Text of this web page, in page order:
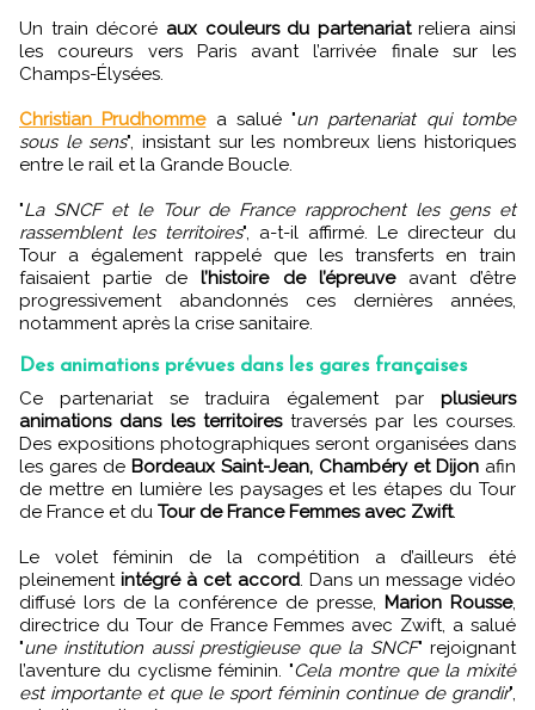
Un train décoré aux couleurs du partenariatreliera ainsi
les coureurs vers Paris avant l’arrivée finale sur les
Champs-Élysées.
Christian Prudhommea salué "un partenariat qui tombe
sous le sens", insistant sur les nombreux liens historiques
entre le rail et la Grande Boucle.
"La SNCF et le Tour de France rapprochent les gens et
rassemblent les territoires", a-t-il affirmé. Le directeur du
Tour a également rappelé que les transferts en train
faisaient partie del’histoire de l’épreuveavant d’être
progressivement abandonnés ces dernières années,
notamment après la crise sanitaire.
Des animations prévues dans les gares françaises
Ce partenariat se traduira également par plusieurs
animations dans les territoirestraversés par les courses.
Des expositions photographiques seront organisées dans
les gares de Bordeaux Saint-Jean, Chambéry et Dijon afin
de mettre en lumière les paysages et les étapes du Tour
de France et du Tour de France Femmes avec Zwift.
Le volet féminin de la compétition a d’ailleurs été
pleinementintégré à cet accord. Dans un message vidéo
diffusé lors de la conférence de presse, Marion Rousse,
directrice du Tour de France Femmes avec Zwift, a salué
"une institution aussi prestigieuse que la SNCF" rejoignant
l’aventure du cyclisme féminin. "Cela montre que la mixité
est importante et que le sport féminin continue de grandir",